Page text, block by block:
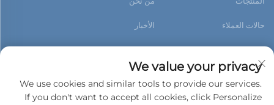
حالات العملاء الأخبار
اتصل بنا مدونة
We value your privacy
We use cookies and similar tools to provide our services.
If you don't want to accept all cookies, click Personalize